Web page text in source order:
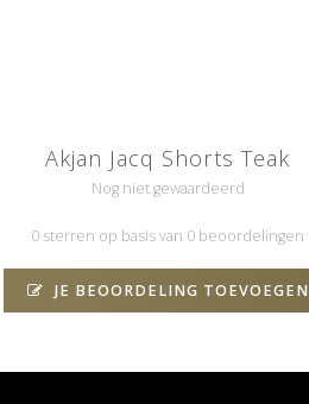
Akjan Jacq Shorts Teak
Nog niet gewaardeerd
0 sterren op basis van 0 beoordelingen
JE BEOORDELING TOEVOEGEN